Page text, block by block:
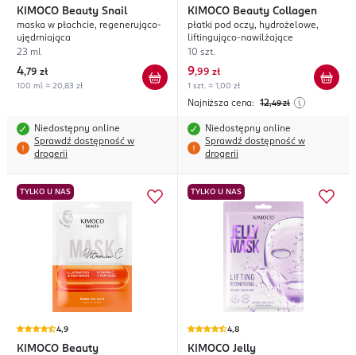
KIMOCO Beauty Snail
maska w płachcie, regenerująco-
ujędrniająca
23 ml
4,79 zł
100 ml = 20,83 zł
Niedostępny online
Sprawdź dostępność w
drogerii
KIMOCO Beauty Collagen
płatki pod oczy, hydrożelowe,
liftingująco-nawilżające
10 szt.
9,99 zł
1 szt. = 1,00 zł
Najniższa cena: 12,49 zł
Niedostępny online
Sprawdź dostępność w
drogerii
TYLKO U NAS
4,9
KIMOCO Beauty
TYLKO U NAS
4,8
KIMOCO Jelly